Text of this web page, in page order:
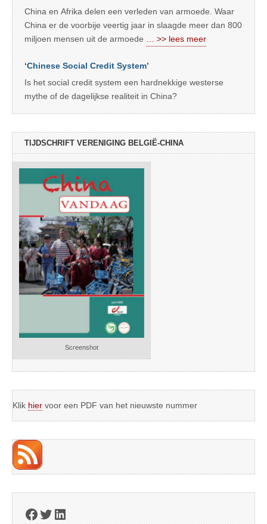
China en Afrika delen een verleden van armoede. Waar
China er de voorbije veertig jaar in slaagde meer dan 800
miljoen mensen uit de armoede
… >> lees meer
‘Chinese Social Credit System’
Is het social credit system een hardnekkige westerse
mythe of de dagelijkse realiteit in China?
TIJDSCHRIFT VERENIGING BELGIË-CHINA
Screenshot
Klik hier voor een PDF van het nieuwste nummer
Facebook
Twitter
LinkedIn